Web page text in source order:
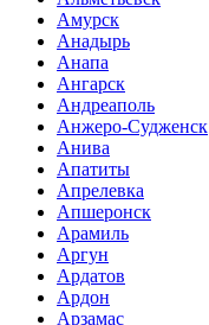
Амурск
Анадырь
Анапа
Ангарск
Андреаполь
Анжеро-Судженск
Анива
Апатиты
Апрелевка
Апшеронск
Арамиль
Аргун
Ардатов
Ардон
Арзамас